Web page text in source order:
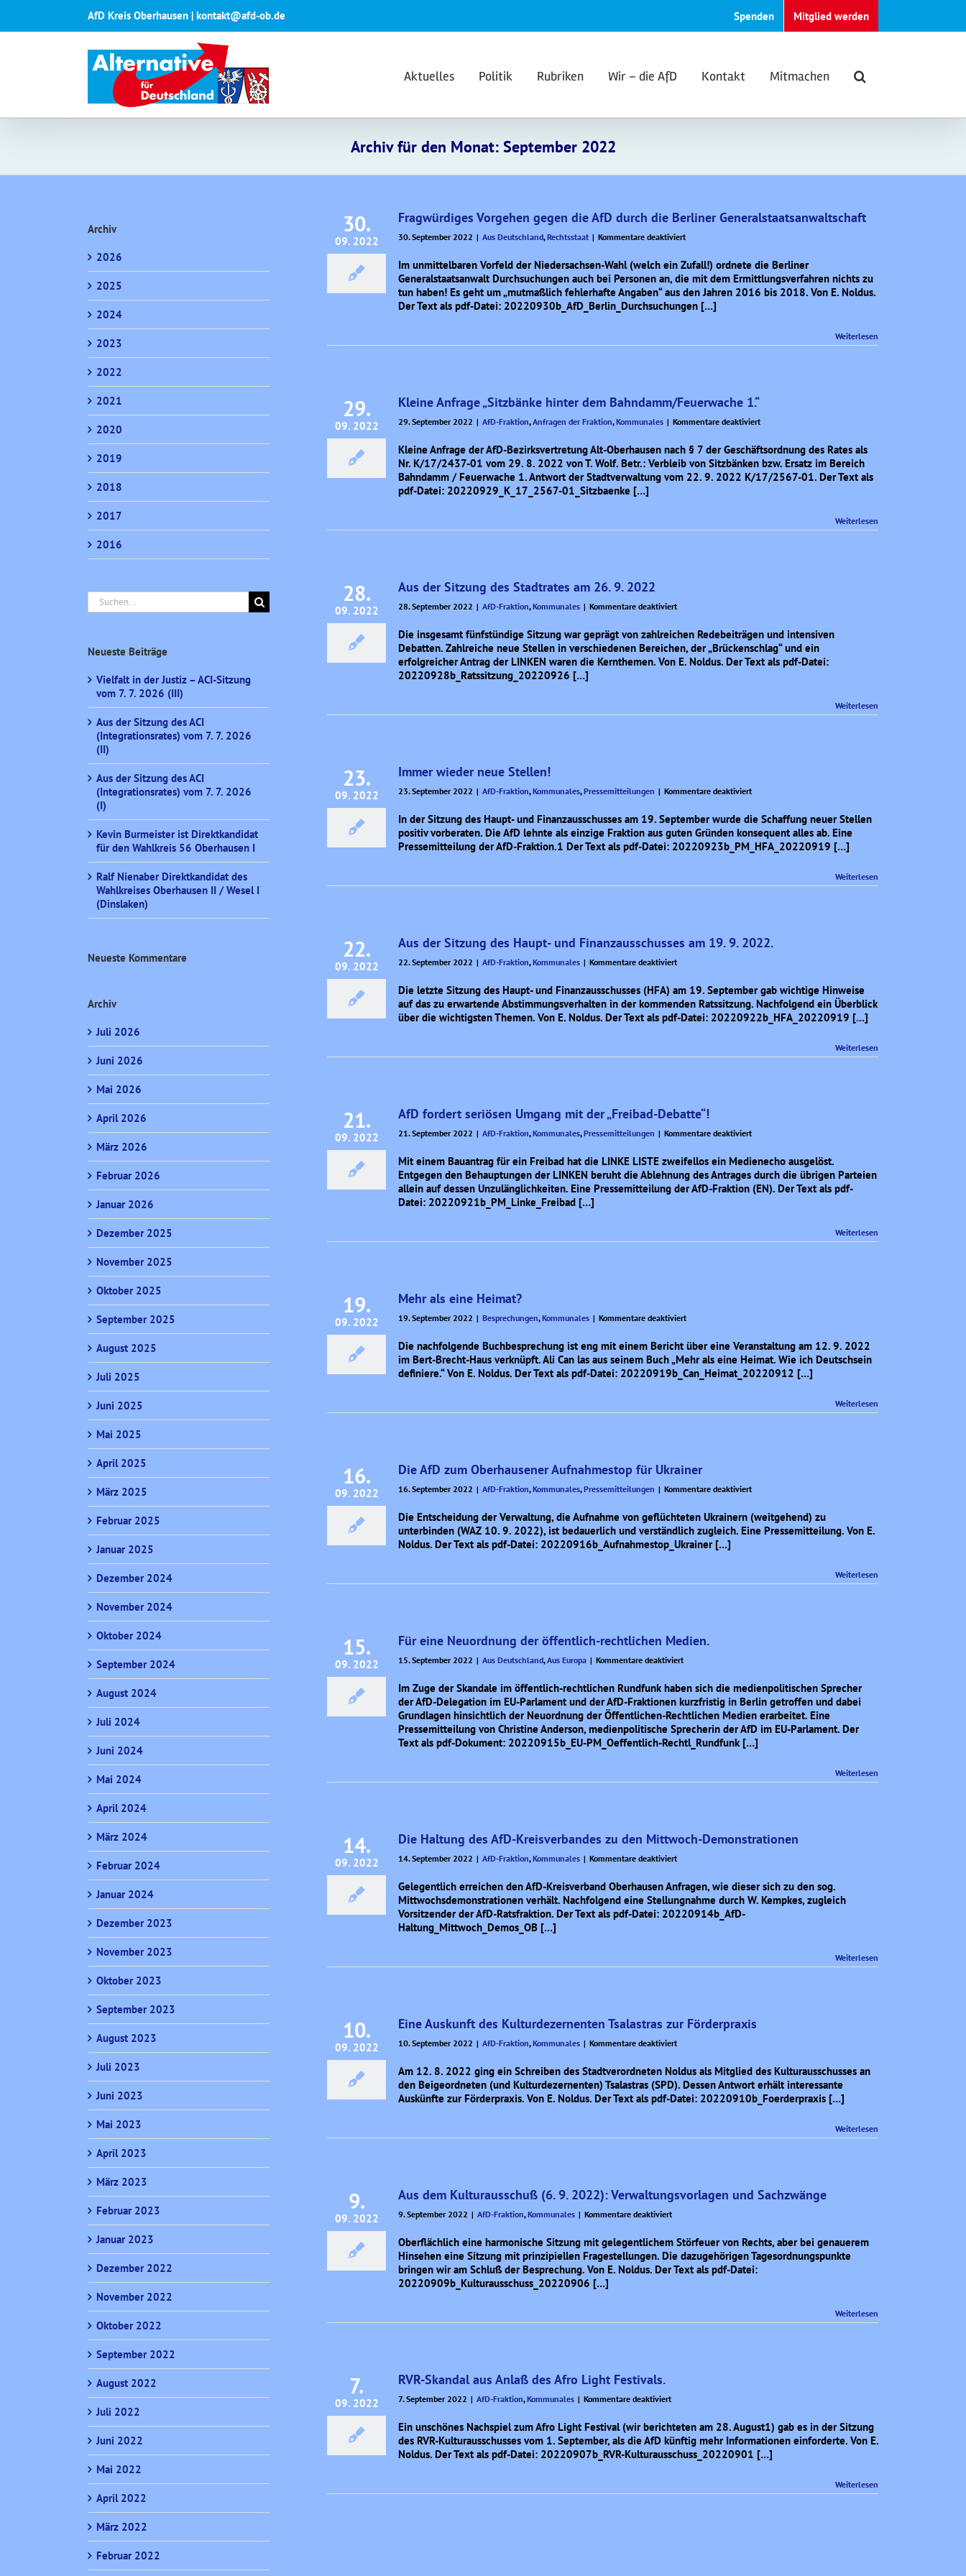
springen
AfD Kreis Oberhausen | kontakt@afd-ob.de Spenden Mitglied werden
Aktuelles Politik Rubriken Wir – die AfD Kontakt Mitmachen
Archiv für den Monat: September 2022
30.
09. 2022
Fragwürdiges Vorgehen gegen die AfD durch die Berliner Generalstaatsanwaltschaft
30. September 2022 | Aus Deutschland,Rechtsstaat | Kommentare deaktiviertfür
Vorgehen
gegen
die
durch
Im unmittelbaren Vorfeld der Niedersachsen-Wahl (welch ein Zufall!) ordnete die Berliner
Generalstaatsanwalt Durchsuchungen auch bei Personen an, die mit dem Ermittlungsverfahren nichts zu
tun haben! Es geht um „mutmaßlich fehlerhafte Angaben“ aus den Jahren 2016 bis 2018. Von E. Noldus.
Der Text als pdf-Datei: 20220930b_AfD_Berlin_Durchsuchungen […]
Weiterlesen
29.
09. 2022
Kleine Anfrage „Sitzbänke hinter dem Bahndamm/Feuerwache 1.“
29. September 2022 | AfD-Fraktion,Anfragen der Fraktion,Kommunales | Kommentare deaktiviertfür
Anfrage
„Sitzbänke
hinter
dem
Kleine Anfrage der AfD-Bezirksvertretung Alt-Oberhausen nach § 7 der Geschäftsordnung des Rates als
Nr. K/17/2437-01 vom 29. 8. 2022 von T. Wolf. Betr.: Verbleib von Sitzbänken bzw. Ersatz im Bereich
Bahndamm / Feuerwache 1. Antwort der Stadtverwaltung vom 22. 9. 2022 K/17/2567-01. Der Text als
pdf-Datei: 20220929_K_17_2567-01_Sitzbaenke […]
Weiterlesen
28.
09. 2022
Aus der Sitzung des Stadtrates am 26. 9. 2022
28. September 2022 | AfD-Fraktion,Kommunales | Kommentare deaktiviertfür
der
Sitzung
des
Die insgesamt fünfstündige Sitzung war geprägt von zahlreichen Redebeiträgen und intensiven
Debatten. Zahlreiche neue Stellen in verschiedenen Bereichen, der „Brückenschlag“ und ein
erfolgreicher Antrag der LINKEN waren die Kernthemen. Von E. Noldus. Der Text als pdf-Datei:
20220928b_Ratssitzung_20220926 […]
Weiterlesen
23.
09. 2022
Immer wieder neue Stellen!
23. September 2022 | AfD-Fraktion,Kommunales,Pressemitteilungen | Kommentare deaktiviertfür
wieder
neue
Stellen!
In der Sitzung des Haupt- und Finanzausschusses am 19. September wurde die Schaffung neuer Stellen
positiv vorberaten. Die AfD lehnte als einzige Fraktion aus guten Gründen konsequent alles ab. Eine
Pressemitteilung der AfD-Fraktion.1 Der Text als pdf-Datei: 20220923b_PM_HFA_20220919 […]
Weiterlesen
22.
09. 2022
Aus der Sitzung des Haupt- und Finanzausschusses am 19. 9. 2022.
22. September 2022 | AfD-Fraktion,Kommunales | Kommentare deaktiviertfür
der
Sitzung
des
Die letzte Sitzung des Haupt- und Finanzausschusses (HFA) am 19. September gab wichtige Hinweise
auf das zu erwartende Abstimmungsverhalten in der kommenden Ratssitzung. Nachfolgend ein Überblick
über die wichtigsten Themen. Von E. Noldus. Der Text als pdf-Datei: 20220922b_HFA_20220919 […]
Weiterlesen
21.
09. 2022
AfD fordert seriösen Umgang mit der „Freibad-Debatte“!
21. September 2022 | AfD-Fraktion,Kommunales,Pressemitteilungen | Kommentare deaktiviertfür
fordert
seriösen
Umgang
mit
Mit einem Bauantrag für ein Freibad hat die LINKE LISTE zweifellos ein Medienecho ausgelöst.
Entgegen den Behauptungen der LINKEN beruht die Ablehnung des Antrages durch die übrigen Parteien
allein auf dessen Unzulänglichkeiten. Eine Pressemitteilung der AfD-Fraktion (EN). Der Text als pdf-
Datei: 20220921b_PM_Linke_Freibad […]
Weiterlesen
19.
09. 2022
Mehr als eine Heimat?
19. September 2022 | Besprechungen,Kommunales | Kommentare deaktiviertfür
als
eine
Heimat?
Die nachfolgende Buchbesprechung ist eng mit einem Bericht über eine Veranstaltung am 12. 9. 2022
im Bert-Brecht-Haus verknüpft. Ali Can las aus seinem Buch „Mehr als eine Heimat. Wie ich Deutschsein
definiere.“ Von E. Noldus. Der Text als pdf-Datei: 20220919b_Can_Heimat_20220912 […]
Weiterlesen
16.
09. 2022
Die AfD zum Oberhausener Aufnahmestop für Ukrainer
16. September 2022 | AfD-Fraktion,Kommunales,Pressemitteilungen | Kommentare deaktiviertfür
AfD
zum
Die Entscheidung der Verwaltung, die Aufnahme von geflüchteten Ukrainern (weitgehend) zu
unterbinden (WAZ 10. 9. 2022), ist bedauerlich und verständlich zugleich. Eine Pressemitteilung. Von E.
Noldus. Der Text als pdf-Datei: 20220916b_Aufnahmestop_Ukrainer […]
Weiterlesen
15.
09. 2022
Für eine Neuordnung der öffentlich-rechtlichen Medien.
15. September 2022 | Aus Deutschland,Aus Europa | Kommentare deaktiviertfür
eine
Neuordnung
der
öffentlich-
rechtlichen
Medien.
Im Zuge der Skandale im öffentlich-rechtlichen Rundfunk haben sich die medienpolitischen Sprecher
der AfD-Delegation im EU-Parlament und der AfD-Fraktionen kurzfristig in Berlin getroffen und dabei
Grundlagen hinsichtlich der Neuordnung der Öffentlichen-Rechtlichen Medien erarbeitet. Eine
Pressemitteilung von Christine Anderson, medienpolitische Sprecherin der AfD im EU-Parlament. Der
Text als pdf-Dokument: 20220915b_EU-PM_Oeffentlich-Rechtl_Rundfunk […]
Weiterlesen
14.
09. 2022
Die Haltung des AfD-Kreisverbandes zu den Mittwoch-Demonstrationen
14. September 2022 | AfD-Fraktion,Kommunales | Kommentare deaktiviertfür
Haltung
des
AfD-
Kreisverbandes
Gelegentlich erreichen den AfD-Kreisverband Oberhausen Anfragen, wie dieser sich zu den sog.
Mittwochsdemonstrationen verhält. Nachfolgend eine Stellungnahme durch W. Kempkes, zugleich
Vorsitzender der AfD-Ratsfraktion. Der Text als pdf-Datei: 20220914b_AfD-
Haltung_Mittwoch_Demos_OB […]
Weiterlesen
10.
09. 2022
Eine Auskunft des Kulturdezernenten Tsalastras zur Förderpraxis
10. September 2022 | AfD-Fraktion,Kommunales | Kommentare deaktiviertfür
Auskunft
des
Kulturdezernenten
Am 12. 8. 2022 ging ein Schreiben des Stadtverordneten Noldus als Mitglied des Kulturausschusses an
den Beigeordneten (und Kulturdezernenten) Tsalastras (SPD). Dessen Antwort erhält interessante
Auskünfte zur Förderpraxis. Von E. Noldus. Der Text als pdf-Datei: 20220910b_Foerderpraxis […]
Weiterlesen
9.
09. 2022
Aus dem Kulturausschuß (6. 9. 2022): Verwaltungsvorlagen und Sachzwänge
9. September 2022 | AfD-Fraktion,Kommunales | Kommentare deaktiviertfür
dem
Kulturausschuß
(6.
Oberflächlich eine harmonische Sitzung mit gelegentlichem Störfeuer von Rechts, aber bei genauerem
Hinsehen eine Sitzung mit prinzipiellen Fragestellungen. Die dazugehörigen Tagesordnungspunkte
bringen wir am Schluß der Besprechung. Von E. Noldus. Der Text als pdf-Datei:
20220909b_Kulturausschuss_20220906 […]
Weiterlesen
7.
09. 2022
RVR-Skandal aus Anlaß des Afro Light Festivals.
7. September 2022 | AfD-Fraktion,Kommunales | Kommentare deaktiviertfür
Skandal
aus
Anlaß
Ein unschönes Nachspiel zum Afro Light Festival (wir berichteten am 28. August1) gab es in der Sitzung
des RVR-Kulturausschusses vom 1. September, als die AfD künftig mehr Informationen einforderte. Von E.
Noldus. Der Text als pdf-Datei: 20220907b_RVR-Kulturausschuss_20220901 […]
Weiterlesen
Archiv
2026
2025
2024
2023
2022
2021
2020
2019
2018
2017
2016
Suche
nach:
Neueste Beiträge
Vielfalt in der Justiz – ACI-Sitzung
vom 7. 7. 2026 (III)
Aus der Sitzung des ACI
(Integrationsrates) vom 7. 7. 2026
(II)
Aus der Sitzung des ACI
(Integrationsrates) vom 7. 7. 2026
(I)
Kevin Burmeister ist Direktkandidat
für den Wahlkreis 56 Oberhausen I
Ralf Nienaber Direktkandidat des
Wahlkreises Oberhausen II / Wesel I
(Dinslaken)
Neueste Kommentare
Archiv
Juli 2026
Juni 2026
Mai 2026
April 2026
März 2026
Februar 2026
Januar 2026
Dezember 2025
November 2025
Oktober 2025
September 2025
August 2025
Juli 2025
Juni 2025
Mai 2025
April 2025
März 2025
Februar 2025
Januar 2025
Dezember 2024
November 2024
Oktober 2024
September 2024
August 2024
Juli 2024
Juni 2024
Mai 2024
April 2024
März 2024
Februar 2024
Januar 2024
Dezember 2023
November 2023
Oktober 2023
September 2023
August 2023
Juli 2023
Juni 2023
Mai 2023
April 2023
März 2023
Februar 2023
Januar 2023
Dezember 2022
November 2022
Oktober 2022
September 2022
August 2022
Juli 2022
Juni 2022
Mai 2022
April 2022
März 2022
Februar 2022